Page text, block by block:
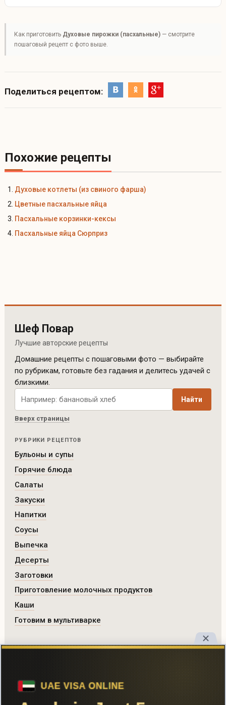
Как приготовить Духовые пирожки (пасхальные)— смотрите
пошаговый рецепт с фото выше.
Поделиться рецептом:
Похожие рецепты
Духовые котлеты (из свиного фарша)
Цветные пасхальные яйца
Пасхальные корзинки-кексы
Пасхальные яйца Сюрприз
Шеф Повар
Лучшие авторские рецепты
Домашние рецепты с пошаговыми фото — выбирайте
по рубрикам, готовьте без гадания и делитесь удачей с
близкими.
Поиск рецептов по сайту
Найти
Вверх страницы
РУБРИКИ РЕЦЕПТОВ
Бульоны и супы
Горячие блюда
Салаты
Закуски
Напитки
Соусы
Выпечка
Десерты
Заготовки
Приготовление молочных продуктов
Каши
Готовим в мультиварке
РАЗДЕЛЫ САЙТА
Поиск
Авторы